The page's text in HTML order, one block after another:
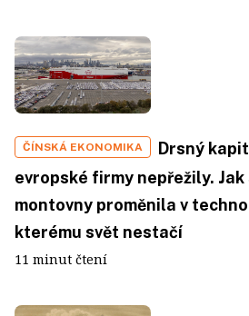
ČÍNSKÁ EKONOMIKA
Drsný
evropské firmy nepřežily. Jak
montovny proměnila v
kterému svět nestačí
11 minut čtení